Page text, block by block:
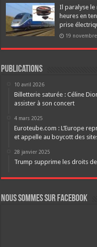
Il paralyse
heures en
prise
19
Publications
10 avril 2026
Billetterie saturée : Céline
assister à son concert
4 mars 2025
Euroteube.com : L’Europe
et appelle au boycott des
28 janvier 2025
Trump supprime les droits
Nous sommes sur FaceBook